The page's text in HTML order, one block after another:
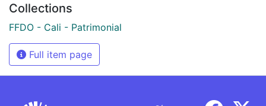
Collections
FFDO - Cali - Patrimonial
Full item page